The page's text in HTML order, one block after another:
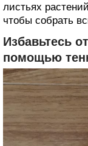
листьях
чтобы собрать
Избавьтесь
помощью